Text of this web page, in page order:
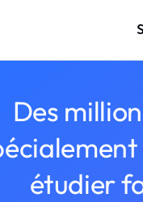
Des
étudier